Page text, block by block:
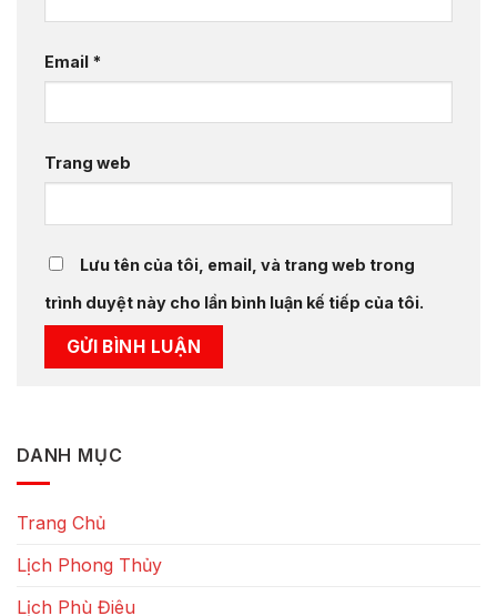
Email *
Trang web
Lưu tên của tôi, email, và trang web trong
trình duyệt này cho lần bình luận kế tiếp của tôi.
DANH MỤC
Trang Chủ
Lịch Phong Thủy
Lịch Phù Điêu